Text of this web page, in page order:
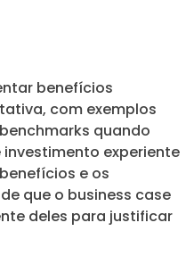
benefícios
com exemplos
quando
experiente
e os
que o business case
deles para justificar